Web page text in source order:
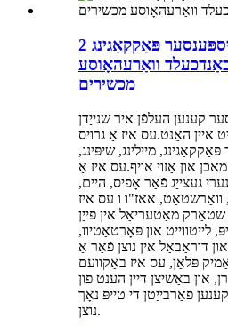
2 אינטש טייפּ ביקס דיספּענסער פּאַקקאַגינג
וואַרעהאָוסע
מכשירים
קענען העלפֿן איר שנייַדן
איין האַנט.עס איז אַ גרויס
מיילינג, שיפּינג,
און אַזוי אויף.עס איז אַ
געצייַג פֿאַר אָפיס, היים,
וואַרשטאַט, אאז"ו ו עס איז
מאַטעריאַל אין פייַן
לייטווייט און פּאָרטאַטיוו,
דוראַבאַל אין נוצן פֿאַר אַ
פּלאַן, עס איז באַקוועם
און באַשיצן דיין הענט פון
פאַרבייַטן די טייפּ נאָך
נוצן.